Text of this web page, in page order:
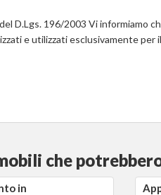
D.Lgs. 196/2003 Vi informiamo
e utilizzati esclusivamente
che
in